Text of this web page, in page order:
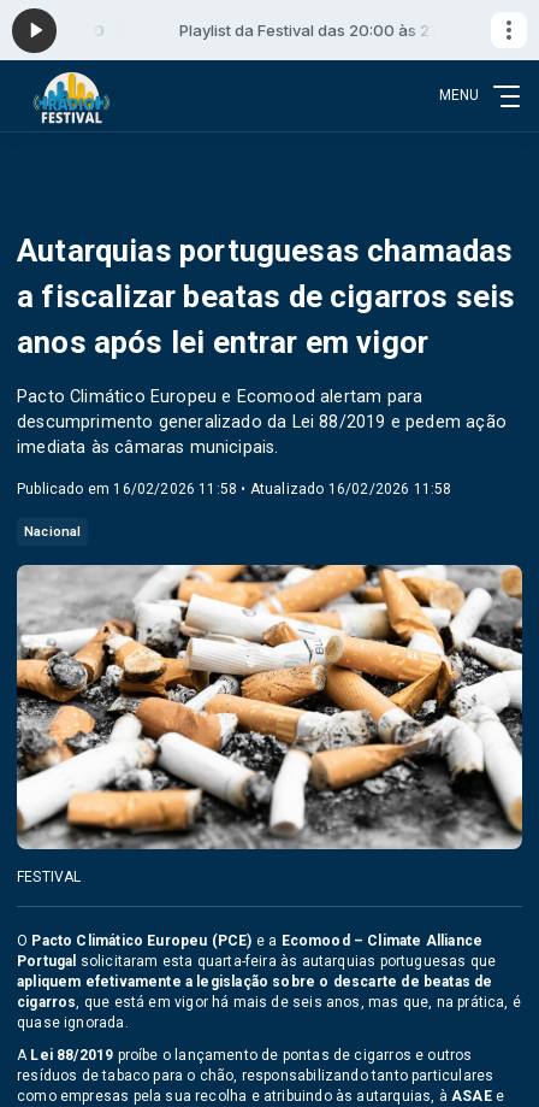
às 21:00 Playlist da Festival das 20:00 às 21:00
MENU
Autarquias portuguesas chamadas
a fiscalizar beatas de cigarros seis
anos após lei entrar em vigor
Pacto Climático Europeu e Ecomood alertam para
descumprimento generalizado da Lei 88/2019 e pedem ação
imediata às câmaras municipais.
Publicado em 16/02/2026 11:58 • Atualizado 16/02/2026 11:58
Nacional
FESTIVAL
O Pacto Climático Europeu (PCE) e a Ecomood – Climate Alliance
Portugal solicitaram esta quarta-feira às autarquias portuguesas que
apliquem efetivamente a legislação sobre o descarte de beatas de
cigarros, que está em vigor há mais de seis anos, mas que, na prática, é
quase ignorada.
A Lei 88/2019 proíbe o lançamento de pontas de cigarros e outros
resíduos de tabaco para o chão, responsabilizando tanto particulares
como empresas pela sua recolha e atribuindo às autarquias, à ASAEe